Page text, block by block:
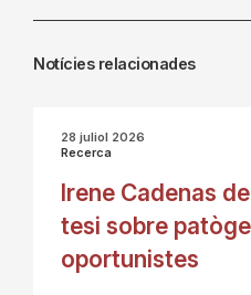
Notícies relacionades
28 juliol 2026
Recerca
Irene Cadenas
tesi sobre
oportunistes